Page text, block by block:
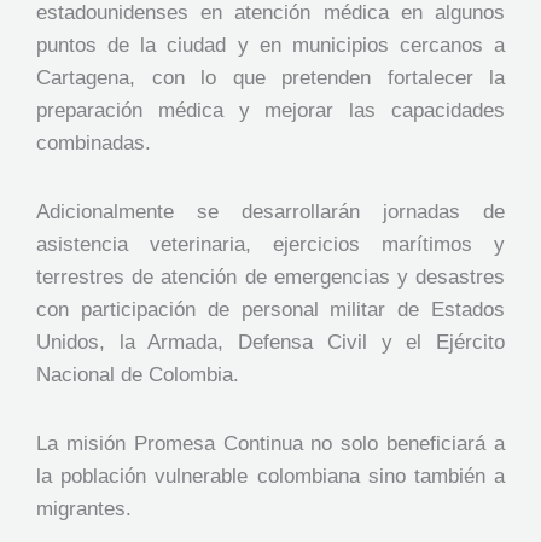
estadounidenses en atención médica en algunos
puntos de la ciudad y en municipios cercanos a
Cartagena, con lo que pretenden fortalecer la
preparación médica y mejorar las capacidades
combinadas.
Adicionalmente se desarrollarán jornadas de
asistencia veterinaria, ejercicios marítimos y
terrestres de atención de emergencias y desastres
con participación de personal militar de Estados
Unidos, la Armada, Defensa Civil y el Ejército
Nacional de Colombia.
La misión Promesa Continua no solo beneficiará a
la población vulnerable colombiana sino también a
migrantes.